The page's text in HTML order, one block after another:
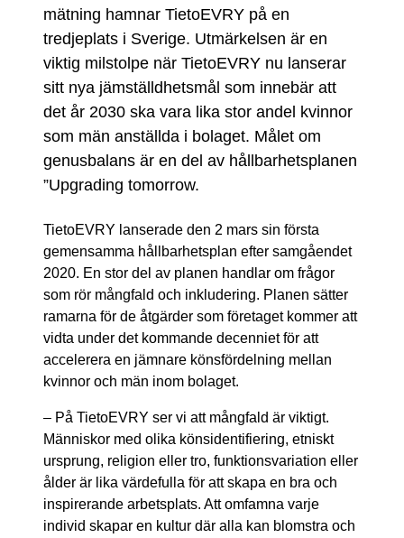
mätning hamnar TietoEVRY på en
tredjeplats i Sverige. Utmärkelsen är en
viktig milstolpe när TietoEVRY nu lanserar
sitt nya jämställdhetsmål som innebär att
det år 2030 ska vara lika stor andel kvinnor
som män anställda i bolaget. Målet om
genusbalans är en del av hållbarhetsplanen
”Upgrading tomorrow.
TietoEVRY lanserade den 2 mars sin första
gemensamma hållbarhetsplan efter samgåendet
2020. En stor del av planen handlar om frågor
som rör mångfald och inkludering. Planen sätter
ramarna för de åtgärder som företaget kommer att
vidta under det kommande decenniet för att
accelerera en jämnare könsfördelning mellan
kvinnor och män inom bolaget.
– På TietoEVRY ser vi att mångfald är viktigt.
Människor med olika könsidentifiering, etniskt
ursprung, religion eller tro, funktionsvariation eller
ålder är lika värdefulla för att skapa en bra och
inspirerande arbetsplats. Att omfamna varje
individ skapar en kultur där alla kan blomstra och